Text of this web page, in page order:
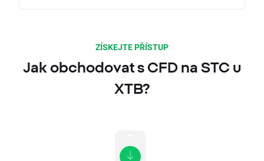
ZÍSKEJTE PŘÍSTUP
Jak obchodovat s CFD na STC u
XTB?